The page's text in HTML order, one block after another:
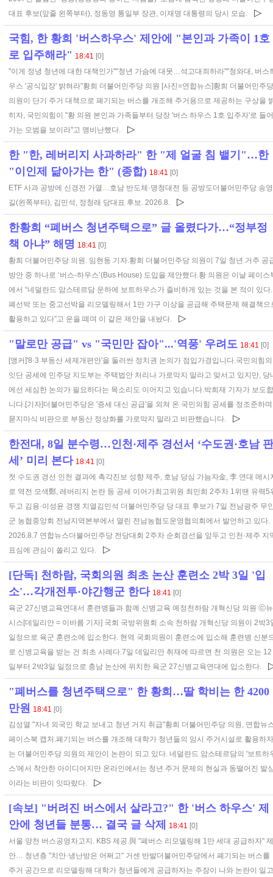
대표 후보(앞줄 왼쪽부터), 정동영 통일부 장관, 이재명 대통령의 당시 모습.
▷
국힘, 한 황희 '버스하우스' 제안에 "본인과 가족이 1호
로 입주해라" 18:41 [0]
"이게 정녕 청년에 대한 대책인가""청년 가슴에 대못…석고대죄하라""청와대, 버스
우스 '공식입장' 밝혀라"황희 더불어민주당 의원 [사진=연합뉴스]황희 더불어민주당
의원이 단기 주거 대책으로 폐기되는 버스를 개조해 주거용으로 제공하는 구상을
히자, 국민의힘이 "황 의원 본인과 가족들부터 당장 '버스 하우스 1호 입주자'로 들어
가는 모범을 보이라"고 맹비난했다.
▷
한 "한, 레버리지 사과하라" 한 "제 얼굴 침 뱉기"…한
"이인제 닮아가는 한" (종합) 18:41 [0]
ETF 사과 공방에 신경전 가열…호남 반도체·명청대전 등 공방도더불어민주당 송영
길(왼쪽부터), 김민석, 정청래 당대표 후보. 2026.8.
▷
한황희 “폐버스 청년주택으로” 글 올렸다가…“정부정
책 아냐” 해명 18:41 [0]
황희 더불어민주당 의원. 임현동 기자.황희 더불어민주당 의원이 7일 청년 거주 공
방안 중 하나로 ‘버스-하우스’(Bus House) 도입을 제안했다.황 의원은 이날 페이스
에서 “네덜란드 암스테르담 운하에 보트하우스가 즐비하게 있는 것을 본 적이 있다.
폐선박 또는 중고선박을 리모델링해서 1만 가구 이상을 공급해 주택문제 해결책으
활용하고 있다”고 운을 떼며 이 같은 제안을 내놨다.
▷
"말로만 공급" vs "국민만 잡아"...'역풍' 우려도 18:41 [0]
[앵커]'8·3 부동산 세제개편안'을 둘러싼 정치권 논의가 점입가경입니다.국민의힘의
잇단 공세에 민주당 지도부는 주택법안 처리나 가로막지 말라고 맞서고 있지만, 당
에선 세심한 논의가 필요하다는 목소리도 이어지고 있습니다.박희재 기자가 보도합
니다.[기자]더불어민주당은 '증세 대신 공급'을 외쳐 온 국민의힘 공세를 정조준하
묻지마식 비판으로 부동산 정상화를 가로막지 말라고 비판했습니다.
▷
한전대, 8일 분수령…인천·제주 경선서 ‘수도권·호남 판
세’ 미리 본다 18:41 [0]
첫 수도권 경선 인천 결과에 촉각진보 성향 제주, 호남 당심 가늠자金, 李 연대 메시
로 역전 모색鄭, 레버리지 논란 등 공세 이어가최고위원 최민희 2주차 1위땐 유력5
두고 김용·이성윤 경쟁 치열김민석 더불어민주당 당 대표 후보가 7일 전남광주 무
군 농협중앙회 전남지역본부에서 열린 전남농협도운영협의회에서 발언하고 있다.
2026.8.7 연합뉴스더불어민주당 전당대회 2주차 순회경선을 앞두고 인천·제주 지
표심에 관심이 쏠리고 있다.
▷
[단독] 천하람, 국회의원 최초 논산 훈련소 2박 3일 '입
소'…각개전투·야간행군 한다 18:41 [0]
육군 27신병교육연대서 훈련병들과 함께 신병교육 예정천하람 개혁신당 의원 ⓒ뉴
시스[데일리안 = 이바름 기자] 국회 국방위원회 소속 천하람 개혁신당 의원이 2박3
일정으로 육군 훈련소에 입소한다. 현역 국회의원이 훈련소에 입소해 훈련병 신분
로 신병교육을 받는 건 최초 사례다.7일 데일리안 취재에 따르면 천 의원은 오는 12
일부터 2박3일 일정으로 충남 논산에 위치한 육군 27신병교육연대에 입소한다.
"폐버스를 청년주택으로" 한 황희…딸 학비는 한 4200
만원 18:41 [0]
김성열 "자녀 외국인 학교 보내고 청년 거지 취급"황희 더불어민주당 의원, 연합뉴
페이스북 캡처.폐기되는 버스를 개조해 대학가 청년들의 임시 주거시설로 활용하자
는 더불어민주당 의원의 제안이 논란이 되고 있다. 네덜란드 암스테르담의 '보트하
스'에서 착안한 아이디어지만 온라인에서는 청년 주거 문제의 현실과 동떨어진 발
이라는 비판이 잇따랐다.
▷
[속보] "버려진 버스에서 살라고?" 한 '버스 하우스' 제
안에 청년들 분통… 결국 글 삭제
18:41 [0]
서울 양천 버스공영차고지. KBS 제공.與 "폐버스 리모델링해 1만 세대 공급하자" 제
안… 청년층 "치안·냉난방은 어쩌고" 거센 반발더불어민주당에서 폐기되는 버스를
주거 공간으로 리모델링해 대학가 청년들에게 공급하자는 주장이 나와 논란이 일고